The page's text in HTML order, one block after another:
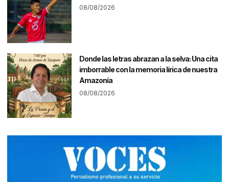
08/08/2026
Donde las letras abrazan a la selva: Una cita
imborrable con la memoria lírica de nuestra
Amazonía
08/08/2026